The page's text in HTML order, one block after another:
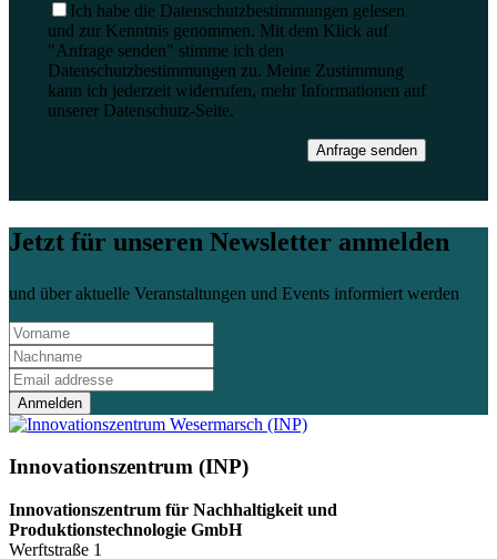
Ich habe die Datenschutzbestimmungen gelesen
und zur Kenntnis genommen. Mit dem Klick auf
"Anfrage senden" stimme ich den
Datenschutzbestimmungen zu. Meine Zustimmung
kann ich jederzeit widerrufen, mehr Informationen auf
unserer Datenschutz-Seite.
Anfrage senden
Jetzt für unseren Newsletter anmelden
und über aktuelle Veranstaltungen und Events informiert werden
Anmelden
Innovationszentrum (INP)
Innovationszentrum für Nachhaltigkeit und
Produktionstechnologie GmbH
Werftstraße 1